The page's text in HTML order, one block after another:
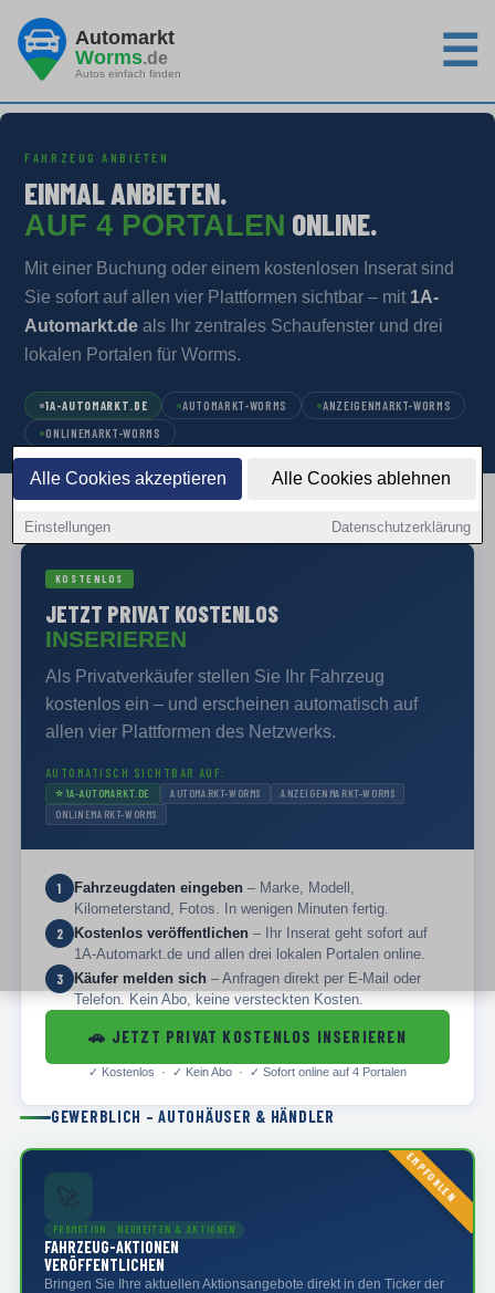
Alle Cookies akzeptieren Alle Cookies ablehnen
Einstellungen Datenschutzerklärung
Automarkt
Worms.de
Autos einfach finden ☰
FAHRZEUG ANBIETEN
EINMAL ANBIETEN.
AUF 4 PORTALEN ONLINE.
Mit einer Buchung oder einem kostenlosen Inserat sind
Sie sofort auf allen vier Plattformen sichtbar – mit 1A-
Automarkt.de als Ihr zentrales Schaufenster und drei
lokalen Portalen für Worms.
1A-AUTOMARKT.DE AUTOMARKT-WORMS
ANZEIGENMARKT-WORMS
ONLINEMARKT-WORMS
KOSTENLOS
JETZT PRIVAT KOSTENLOS
INSERIEREN
Als Privatverkäufer stellen Sie Ihr Fahrzeug
kostenlos ein – und erscheinen automatisch auf
allen vier Plattformen des Netzwerks.
AUTOMATISCH SICHTBAR AUF:
⭐ 1A-AUTOMARKT.DE AUTOMARKT-WORMS
ANZEIGENMARKT-WORMS
ONLINEMARKT-WORMS
1 Fahrzeugdaten eingeben – Marke, Modell,
Kilometerstand, Fotos. In wenigen Minuten fertig.
2 Kostenlos veröffentlichen – Ihr Inserat geht sofort auf
1A-Automarkt.de und allen drei lokalen Portalen online.
3 Käufer melden sich – Anfragen direkt per E-Mail oder
Telefon. Kein Abo, keine versteckten Kosten.
🚗 JETZT PRIVAT KOSTENLOS INSERIEREN
✓ Kostenlos · ✓ Kein Abo · ✓ Sofort online auf 4 Portalen
GEWERBLICH – AUTOHÄUSER & HÄNDLER
EMPFOHLEN
🚀
PROMOTION · NEUHEITEN & AKTIONEN
FAHRZEUG-AKTIONEN
VERÖFFENTLICHEN
Bringen Sie Ihre aktuellen Aktionsangebote direkt in den Ticker der